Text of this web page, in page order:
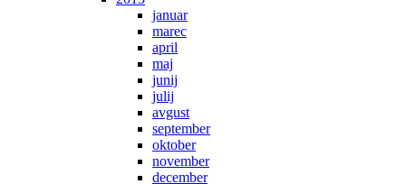
januar
marec
april
maj
junij
julij
avgust
september
oktober
november
december